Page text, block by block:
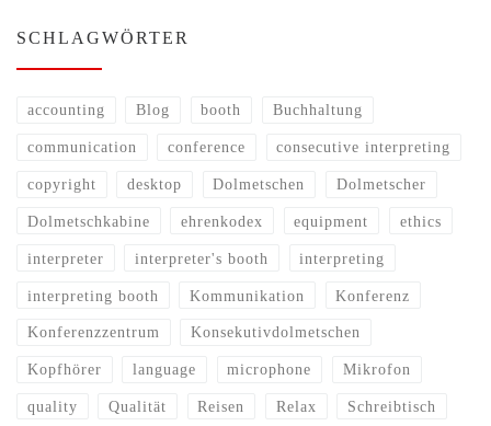
SCHLAGWÖRTER
accounting Blog booth Buchhaltung
communication conference consecutive interpreting
copyright desktop Dolmetschen Dolmetscher
Dolmetschkabine ehrenkodex equipment ethics
interpreter interpreter's booth interpreting
interpreting booth Kommunikation Konferenz
Konferenzzentrum Konsekutivdolmetschen
Kopfhörer language microphone Mikrofon
quality Qualität Reisen Relax Schreibtisch